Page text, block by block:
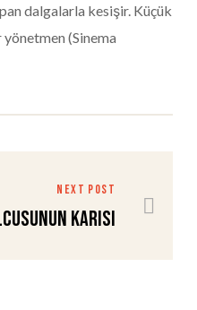
dalgalarla kesişir. Küçük
(Sinema
NEXT POST
Karısı